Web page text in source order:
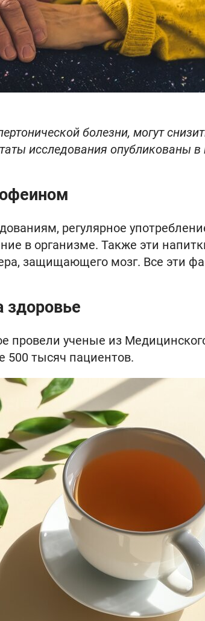
болезни, могут
исследования опубликованы
регулярное
в организме. Также эти
защищающего мозг. Все эти
здоровье
провели ученые из
500 тысяч пациентов.